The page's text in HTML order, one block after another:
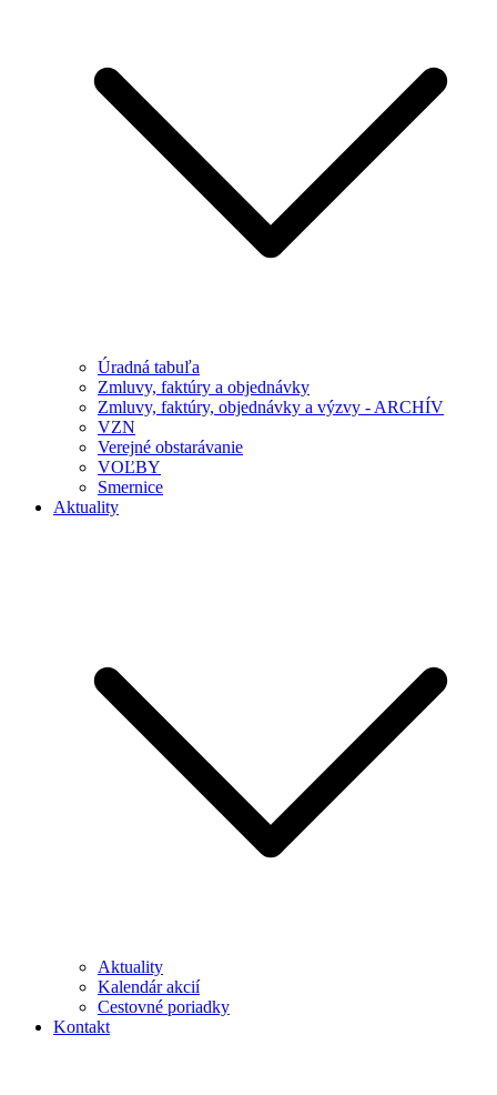
Úradná tabuľa
Zmluvy, faktúry a objednávky
Zmluvy, faktúry, objednávky a výzvy - ARCHÍV
VZN
Verejné obstarávanie
VOĽBY
Smernice
Aktuality
Aktuality
Kalendár akcií
Cestovné poriadky
Kontakt